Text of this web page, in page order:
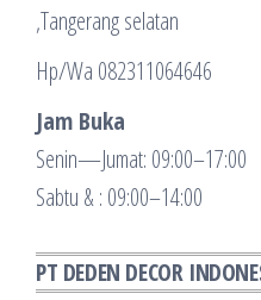
,Tangerang selatan
Hp/Wa 082311064646
Jam Buka
Senin—Jumat: 09:00–17:00
Sabtu & : 09:00–14:00
PT DEDEN DECOR